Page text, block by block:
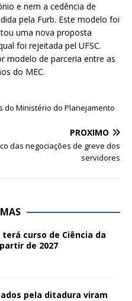
e nem a cedência de
pela Furb. Este modelo foi
uma nova proposta
foi rejeitada pel UFSC.
modelo de parceria entre as
do MEC.
Ministério do Planejamento
PRÓXIMO
das negociações de greve dos
servidores
terá curso de Ciência da
de 2027
pela ditadura viram